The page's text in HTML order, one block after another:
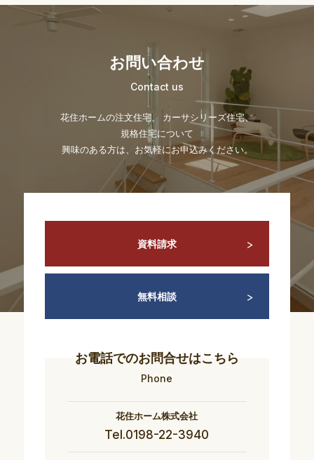
お問い合わせ
Contact us
花住ホームの注文住宅、 カーサシリーズ住宅、
規格住宅について
興味のある方は、お気軽にお申込みください。
資料請求
無料相談
お電話でのお問合せはこちら
Phone
花住ホーム株式会社
Tel.0198-22-3940